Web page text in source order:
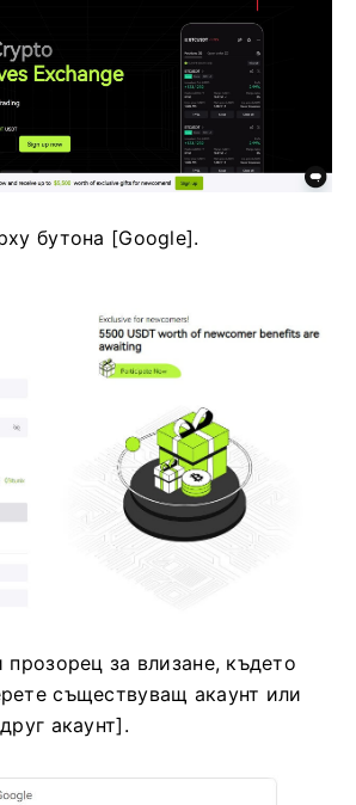
бутона [Google].
за влизане, където
съществуващ акаунт или
акаунт].